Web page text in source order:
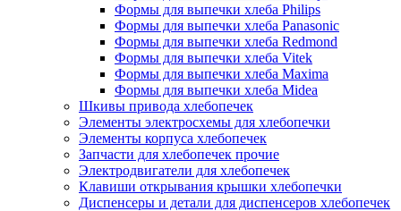
Формы для выпечки хлеба Philips
Формы для выпечки хлеба Panasonic
Формы для выпечки хлеба Redmond
Формы для выпечки хлеба Vitek
Формы для выпечки хлеба Maxima
Формы для выпечки хлеба Midea
Шкивы привода хлебопечек
Элементы электросхемы для хлебопечки
Элементы корпуса хлебопечек
Запчасти для хлебопечек прочие
Электродвигатели для хлебопечек
Клавиши открывания крышки хлебопечки
Диспенсеры и детали для диспенсеров хлебопечек